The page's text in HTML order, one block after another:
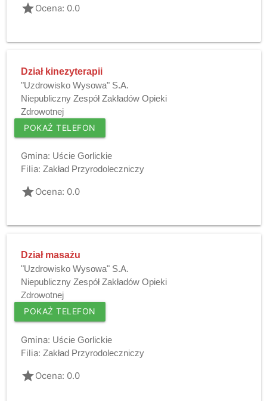
gradeOcena: 0.0
Dział kinezyterapii
"Uzdrowisko Wysowa" S.A.
Niepubliczny Zespół Zakładów Opieki
Zdrowotnej
POKAŻ TELEFON
Gmina: Uście Gorlickie
Filia: Zakład Przyrodoleczniczy
gradeOcena: 0.0
Dział masażu
"Uzdrowisko Wysowa" S.A.
Niepubliczny Zespół Zakładów Opieki
Zdrowotnej
POKAŻ TELEFON
Gmina: Uście Gorlickie
Filia: Zakład Przyrodoleczniczy
gradeOcena: 0.0